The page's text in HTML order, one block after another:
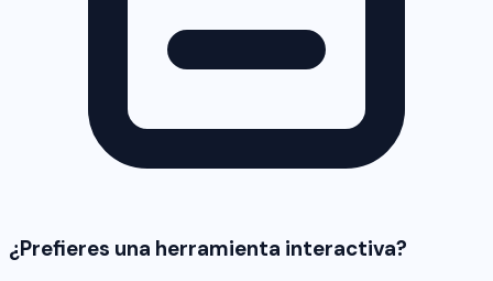
¿Prefieres una herramienta interactiva?